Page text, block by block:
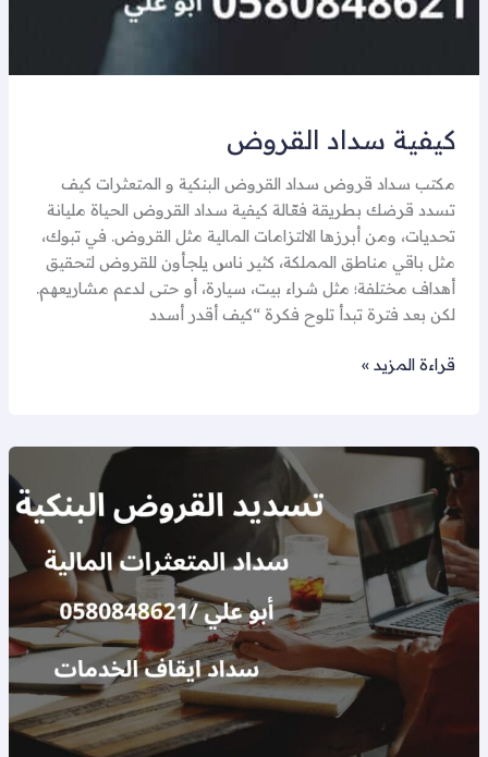
كيفية سداد القروض
مكتب سداد قروض سداد القروض البنكية و المتعثرات كيف
تسدد قرضك بطريقة فعّالة كيفية سداد القروض الحياة مليانة
تحديات، ومن أبرزها الالتزامات المالية مثل القروض. في تبوك،
مثل باقي مناطق المملكة، كثير ناس يلجأون للقروض لتحقيق
أهداف مختلفة؛ مثل شراء بيت، سيارة، أو حتى لدعم مشاريعهم.
لكن بعد فترة تبدأ تلوح فكرة “كيف أقدر أسدد
قراءة المزيد »
تسديد
القروض
العسكريين